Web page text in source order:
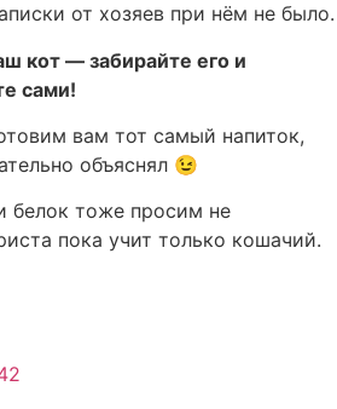
от хозяев при нём не было.
кот — забирайте его и
сами!
вам тот самый напиток,
объяснял 😉
белок тоже просим не
пока учит только кошачий.